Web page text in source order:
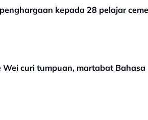
kepada 28 pelajar
Wei curi tumpuan, martabat